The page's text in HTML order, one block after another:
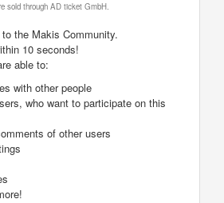
sold through AD ticket GmbH.
the Makis Community.
10 seconds!
able to:
with other people
who want to participate on this
of other users